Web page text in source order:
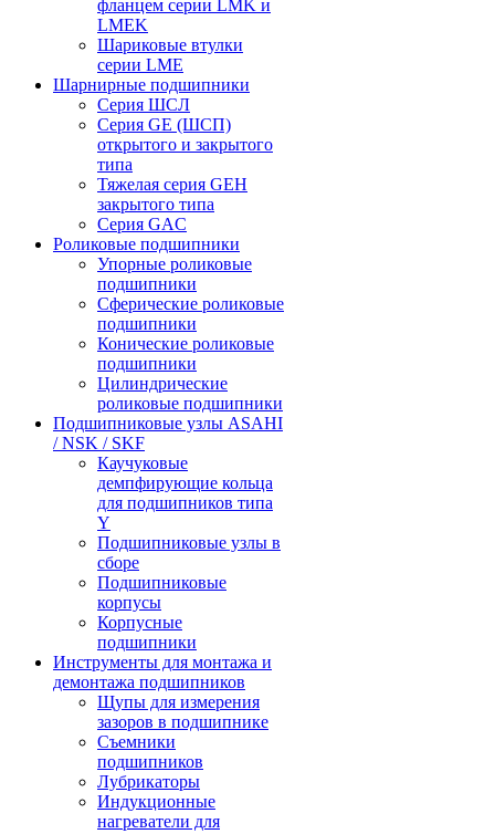
фланцем серии LMK и
LMEK
Шариковые втулки
серии LME
Шарнирные подшипники
Cерия ШСЛ
Серия GE (ШСП)
открытого и закрытого
типа
Тяжелая серия GEH
закрытого типа
Серия GAC
Роликовые подшипники
Упорные роликовые
подшипники
Сферические роликовые
подшипники
Конические роликовые
подшипники
Цилиндрические
роликовые подшипники
Подшипниковые узлы ASAHI
/ NSK / SKF
Каучуковые
демпфирующие кольца
для подшипников типа
Y
Подшипниковые узлы в
сборе
Подшипниковые
корпусы
Корпусные
подшипники
Инструменты для монтажа и
демонтажа подшипников
Щупы для измерения
зазоров в подшипнике
Съемники
подшипников
Лубрикаторы
Индукционные
нагреватели для